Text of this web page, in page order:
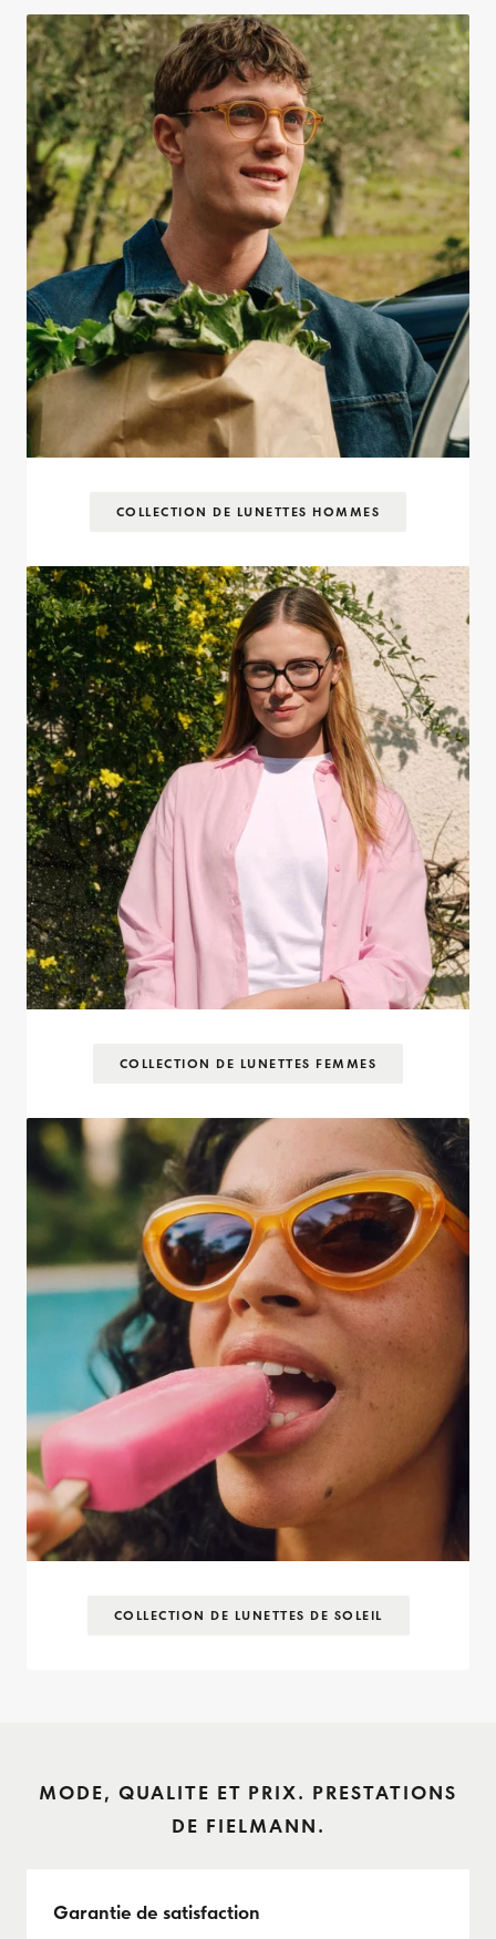
COLLECTION DE LUNETTES HOMMES
COLLECTION DE LUNETTES FEMMES
COLLECTION DE LUNETTES DE SOLEIL
MODE, QUALITE ET PRIX. PRESTATIONS
DE FIELMANN.
Garantie de satisfaction